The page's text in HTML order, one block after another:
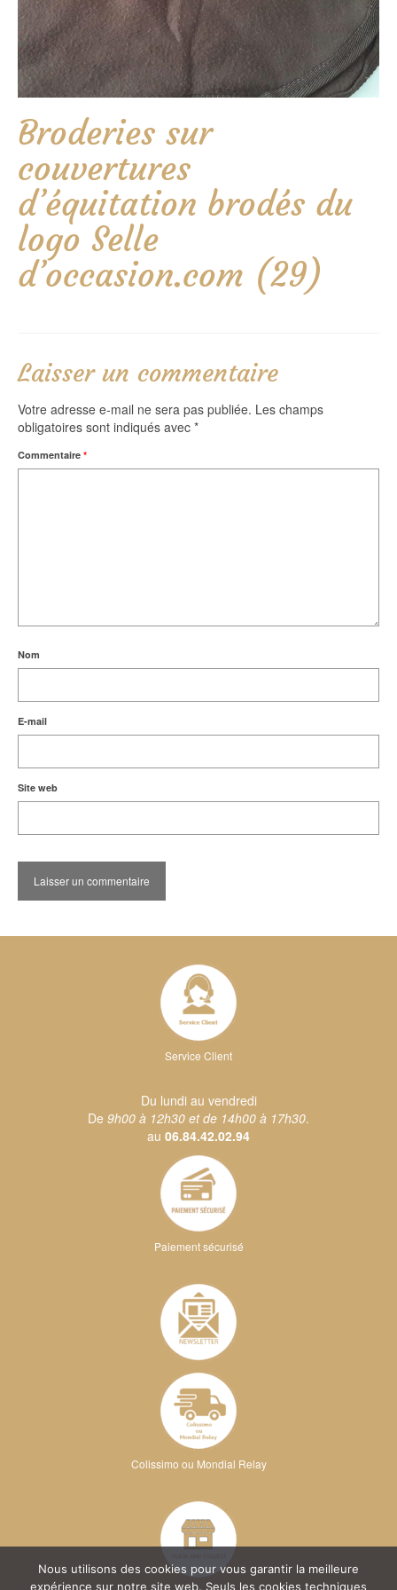
Broderies sur
couvertures
d’équitation brodés du
logo Selle
d’occasion.com (29)
Laisser un commentaire
Votre adresse e-mail ne sera pas publiée. Les champs
obligatoires sont indiqués avec *
Commentaire *
Nom
E-mail
Site web
Service Client
Du lundi au vendredi
De 9h00 à 12h30 et de 14h00 à 17h30.
au 06.84.42.02.94
Paiement sécurisé
Colissimo ou Mondial Relay
Nous utilisons des cookies pour vous garantir la meilleure
expérience sur notre site web. Seuls les cookies techniques